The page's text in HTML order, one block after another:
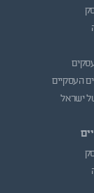
העסקיים
ישראל